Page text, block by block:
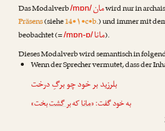
Das Modalverb/mɒn/مانwird nur in
Präsens(siehe14•۱•c•b.) und immer mit
beobachtet (=/mɒn-ɒ/ مانا).
Dieses Modalverb wird semantisch in
Wenn der Sprecher vermutet, dass der
بلرزید بر خود چو برگِ درخت
به خود گفت: «ماناکهبر گشتبخت»